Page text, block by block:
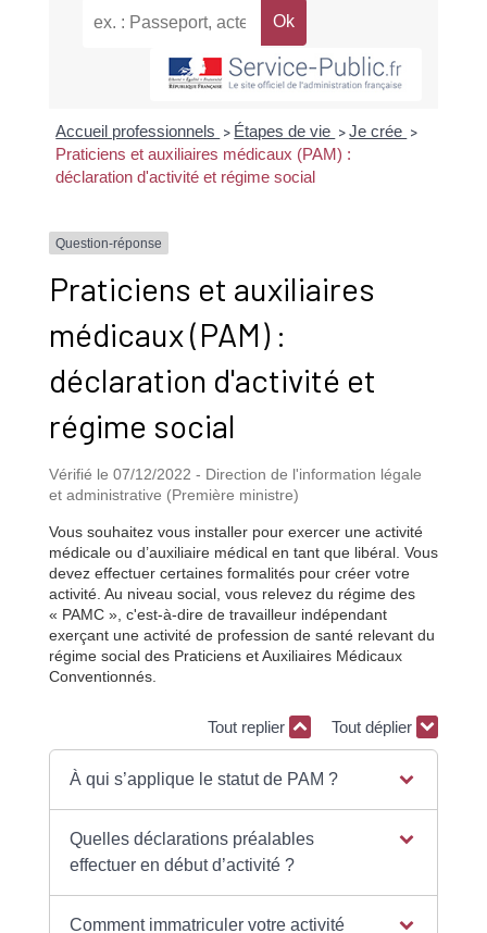
Accueil professionnels > Étapes de vie > Je crée >
Praticiens et auxiliaires médicaux (PAM) :
déclaration d'activité et régime social
Question-réponse
Praticiens et auxiliaires
médicaux (PAM) :
déclaration d'activité et
régime social
Vérifié le 07/12/2022 - Direction de l'information légale
et administrative (Première ministre)
Vous souhaitez vous installer pour exercer une activité
médicale ou d’auxiliaire médical en tant que libéral. Vous
devez effectuer certaines formalités pour créer votre
activité. Au niveau social, vous relevez du régime des
« PAMC », c'est-à-dire de travailleur indépendant
exerçant une activité de profession de santé relevant du
régime social des Praticiens et Auxiliaires Médicaux
Conventionnés.
Tout replier Tout déplier
À qui s’applique le statut de PAM ?
Quelles déclarations préalables
effectuer en début d’activité ?
Comment immatriculer votre activité